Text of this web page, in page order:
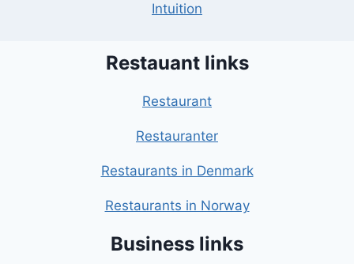
Intuition
Restauant links
Restaurant
Restauranter
Restaurants in Denmark
Restaurants in Norway
Business links